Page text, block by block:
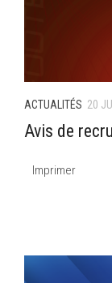
ACTUALITÉS 20
Avis de
Imprimer